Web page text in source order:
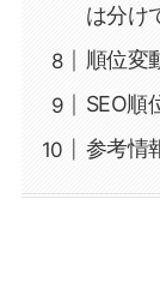
は分け
順位変
SEO順
参考情